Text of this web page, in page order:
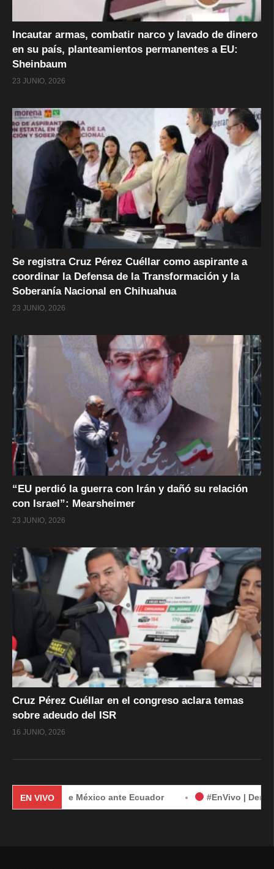
Incautar armas, combatir narco y lavado de dinero
en su país, planteamientos permanentes a EU:
Sheinbaum
23 JUNIO, 2026
Se registra Cruz Pérez Cuéllar como aspirante a
coordinar la Defensa de la Transformación y la
Soberanía Nacional en Chihuahua
23 JUNIO, 2026
“EU perdió la guerra con Irán y dañó su relación
con Israel”: Mearsheimer
23 JUNIO, 2026
Cruz Pérez Cuéllar en el congreso aclara temas
sobre adeudo del ISR
16 JUNIO, 2026
EN VIVO
de México ante Ecuador #EnVivo | Demanda de